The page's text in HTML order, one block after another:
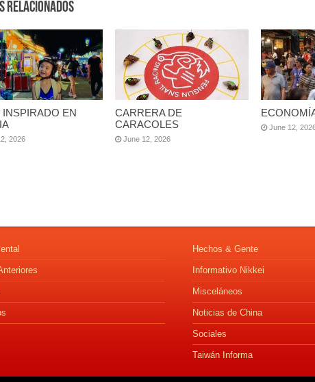
Relacionados
INSPIRADO EN
2026
CARRERA DE
CARACOLES
June 12, 2026
June 12,
Hechos & Gente
Informativo Nikkei
Misceláneos
Noticias de China
Sociales
Taiwán Informa